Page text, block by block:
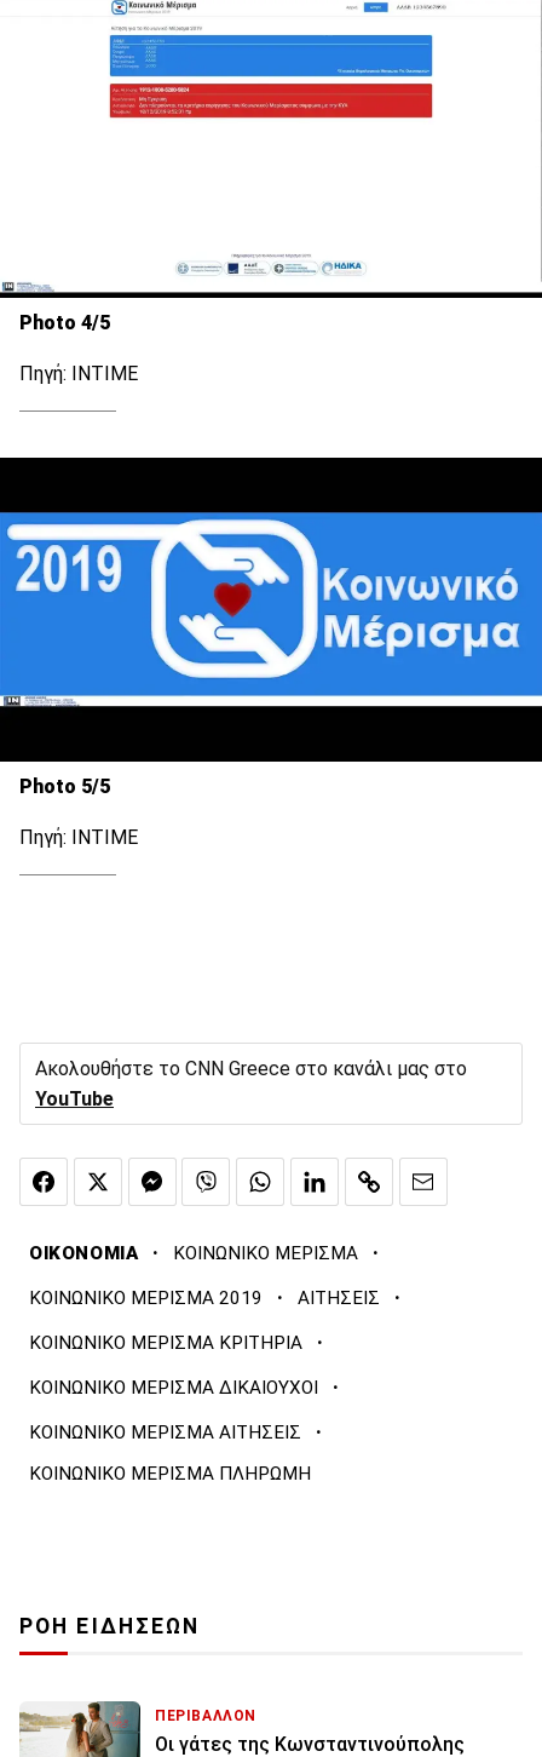
Photo 4/5
Πηγή: ΙΝΤΙΜΕ
Photo 5/5
Πηγή: ΙΝΤΙΜΕ
Ακολουθήστε το CNN Greece στο κανάλι μας στο
YouTube
ΟΙΚΟΝΟΜΙΑ · ΚΟΙΝΩΝΙΚΟ ΜΕΡΙΣΜΑ ·
ΚΟΙΝΩΝΙΚΟ ΜΕΡΙΣΜΑ 2019 · ΑΙΤΗΣΕΙΣ ·
ΚΟΙΝΩΝΙΚΟ ΜΕΡΙΣΜΑ ΚΡΙΤΗΡΙΑ ·
ΚΟΙΝΩΝΙΚΟ ΜΕΡΙΣΜΑ ΔΙΚΑΙΟΥΧΟΙ ·
ΚΟΙΝΩΝΙΚΟ ΜΕΡΙΣΜΑ ΑΙΤΗΣΕΙΣ ·
ΚΟΙΝΩΝΙΚΟ ΜΕΡΙΣΜΑ ΠΛΗΡΩΜΗ
ΡΟΗ ΕΙΔΗΣΕΩΝ
ΠΕΡΙΒΑΛΛΟΝ
Οι γάτες της Κωνσταντινούπολης